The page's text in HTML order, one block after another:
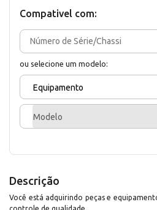
Compativel com:
ou selecione um modelo:
Equipamento
Modelo
Descrição
Você está adquirindo peças e